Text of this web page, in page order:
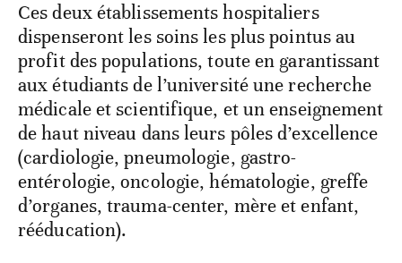
Ces deux établissements hospitaliers
dispenseront les soins les plus pointus au
profit des populations, toute en garantissant
aux étudiants de l’université une recherche
médicale et scientifique, et un enseignement
de haut niveau dans leurs pôles d’excellence
(cardiologie, pneumologie, gastro-
entérologie, oncologie, hématologie, greffe
d’organes, trauma-center, mère et enfant,
rééducation).